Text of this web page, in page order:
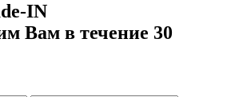
IN
Вам в течение 30